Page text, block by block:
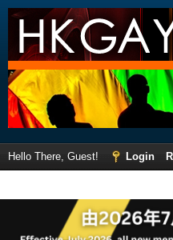
Hello There, Guest! Login